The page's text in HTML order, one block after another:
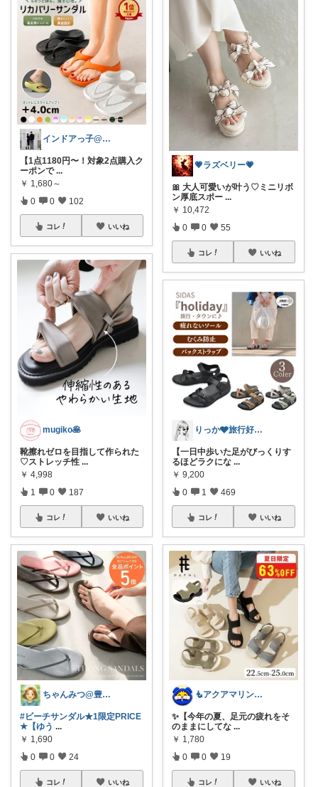
インドアっ子@ご購入ありがとうございます
【1点1180円〜！対象2点購入ク
ーポンで ...
￥ 1,680～
0 0 102
コレ いいね
mugiko🥞
靴擦れゼロを目指して作られた
♡ストレッチ性 ...
￥ 4,998
1 0 187
コレ いいね
ちゃんみつ@豊かな日常
#ビーチサンダル★1限定PRICE
★【ゆう ...
￥ 1,690
0 0 24
コレ いいね
💗ラズベリー💗
🎀 大人可愛いが叶う♡ミニリボ
ン厚底スポー ...
￥ 10,472
0 0 55
コレ いいね
りっか🩶旅行好きのためのお得×おしゃれ
【一日中歩いた足がびっくりす
るほどラクにな ...
￥ 9,200
0 1 469
コレ いいね
🧜アクアマリン⚡️暮らしに笑顔をプラス
✨【今年の夏、足元の疲れをそ
のままにしてな ...
￥ 1,780
0 0 19
コレ いいね